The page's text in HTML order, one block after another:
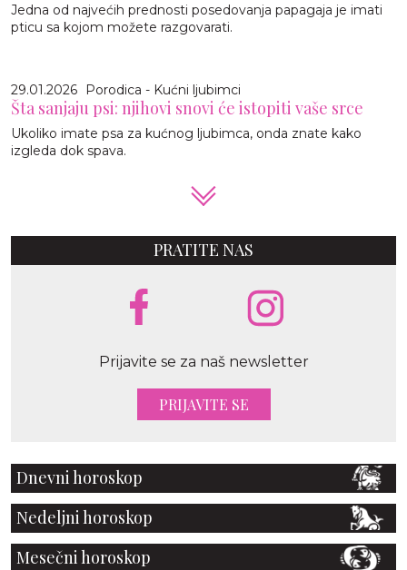
Jedna od najvećih prednosti posedovanja papagaja je imati
pticu sa kojom možete razgovarati.
29.01.2026 Porodica - Kućni ljubimci
Šta sanjaju psi: njihovi snovi će istopiti vaše srce
Ukoliko imate psa za kućnog ljubimca, onda znate kako
izgleda dok spava.
PRATITE NAS
Prijavite se za naš newsletter
PRIJAVITE SE
Dnevni horoskop
Nedeljni horoskop
Mesečni horoskop